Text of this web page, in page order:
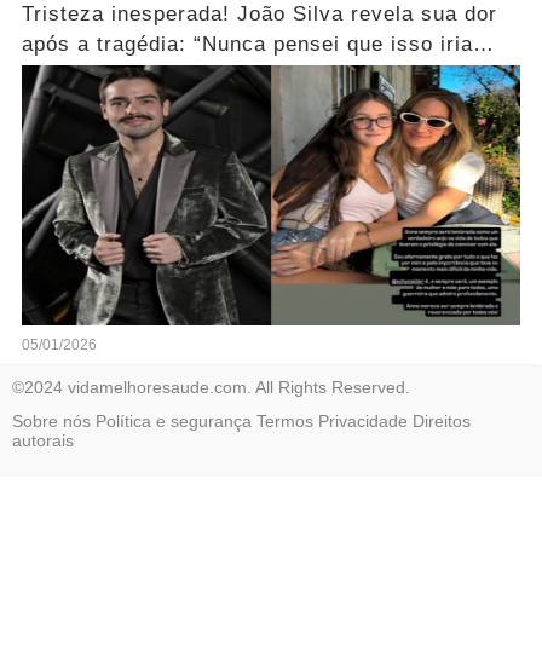
Tristeza inesperada! João Silva revela sua dor
após a tragédia: “Nunca pensei que isso iria
acontecer... Ver mais
05/01/2026
©2024 vidamelhoresaude.com. All Rights Reserved.
Sobre nós Política e segurança Termos Privacidade Direitos
autorais